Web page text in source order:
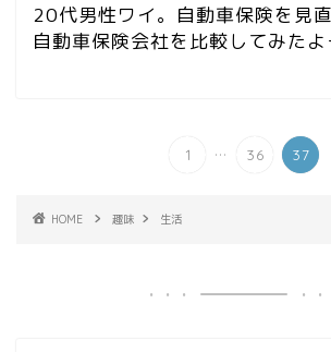
20代男性ワイ。自動車保険を見直
自動車保険会社を比較してみたよ
1 ... 36 37
HOME 趣味 生活